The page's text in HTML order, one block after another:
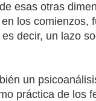
esas otras
los comienzos,
decir, un lazo
un
práctica de los